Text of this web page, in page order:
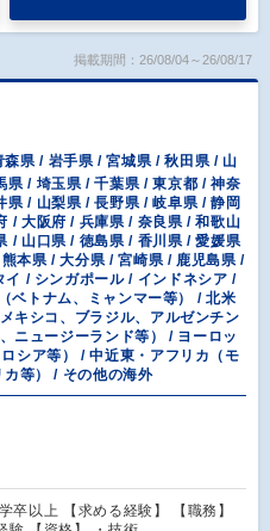
掲載期間：26/08/04～26/08/17
森県 / 岩手県 / 宮城県 / 秋田県 / 山
県 / 埼玉県 / 千葉県 / 東京都 / 神奈
/ 山梨県 / 長野県 / 岐阜県 / 静岡
/ 大阪府 / 兵庫県 / 奈良県 / 和歌山
/ 山口県 / 徳島県 / 香川県 / 愛媛県
本県 / 大分県 / 宮崎県 / 鹿児島県 /
/ シンガポール / インドネシア /
ベトナム、ミャンマー等） / 北米
キシコ、ブラジル、アルゼンチン
ニュージーランド等） / ヨーロッ
シア等） / 中近東・アフリカ（モ
等） / その他の海外
卒以上 【求める経験】 【職務】